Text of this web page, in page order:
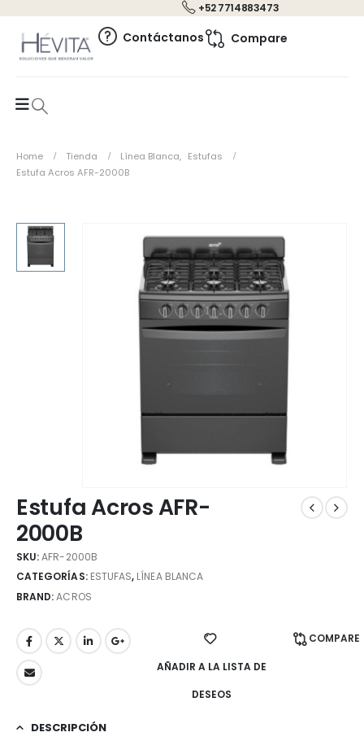
+52 7714883473
Contáctanos Compare
Home Tienda Línea Blanca, Estufas
Estufa Acros AFR-2000B
Estufa Acros AFR-
2000B
SKU:AFR-2000B
CATEGORÍAS: ESTUFAS, LÍNEA BLANCA
BRAND:ACROS
AÑADIR A LA LISTA DE
DESEOS
COMPARE
DESCRIPCIÓN